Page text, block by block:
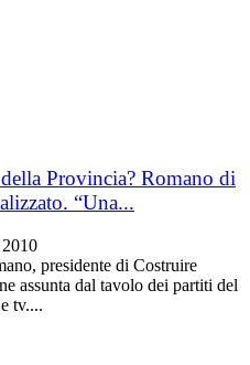
Provincia? Romano di
“Una...
presidente di Costruire
assunta dal tavolo dei partiti del
tv....